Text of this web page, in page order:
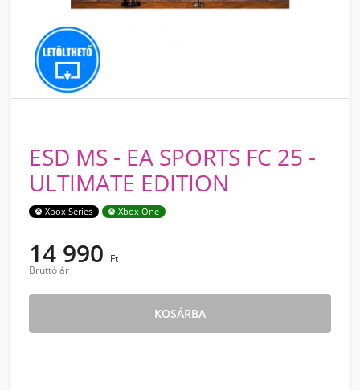
ESD MS - EA SPORTS FC 25 -
ULTIMATE EDITION
Xbox Series Xbox One
14 990 Ft
Bruttó ár
KOSÁRBA